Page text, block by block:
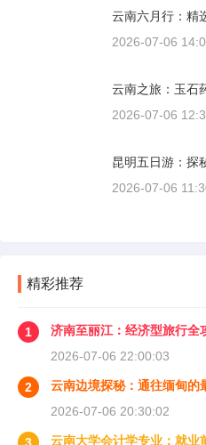
云南六月行：精
2026-07-06
云南之旅：玉石
2026-07-06
昆明五日游：探
2026-07-06
精彩推荐
1
济南至丽江：经济型旅行全
2026-07-06 22:00:03
2
云南边境探秘：通往缅甸的
2026-07-06 20:30:02
云南大学会计学专业：就业